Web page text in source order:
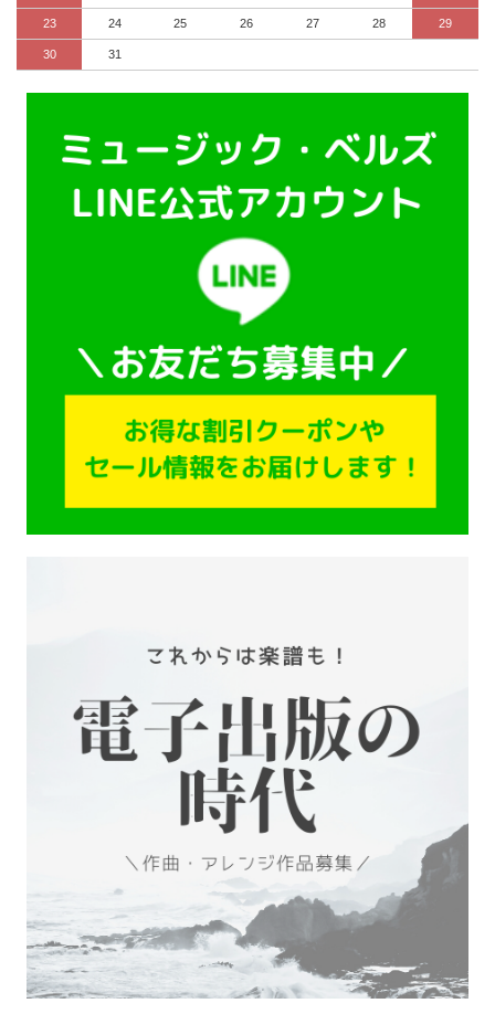
23 24 25 26 27 28 29
30 31